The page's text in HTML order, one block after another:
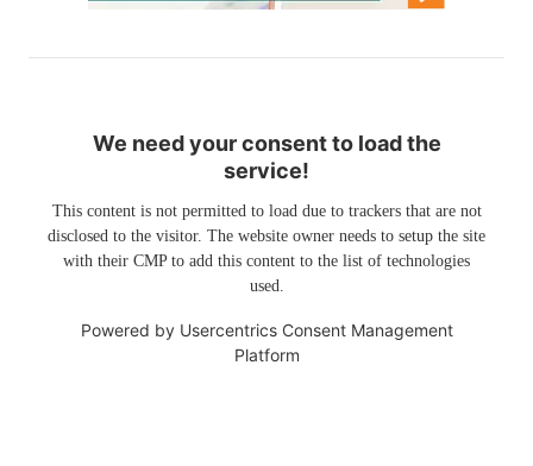
We need your consent to load the
service!
This content is not permitted to load due to trackers that are not
disclosed to the visitor. The website owner needs to setup the site
with their CMP to add this content to the list of technologies
used.
Powered by Usercentrics Consent Management
Platform